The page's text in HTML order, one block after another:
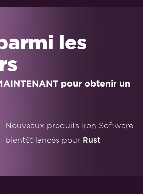
les
pour obtenir un
Nouveaux produits Iron Software
bientôt lancés pour Rust